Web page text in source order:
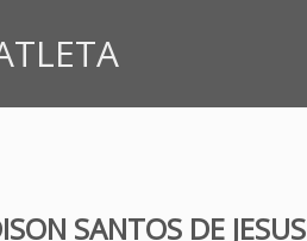
SANTOS DE JESUS